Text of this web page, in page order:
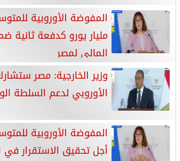
مليار يورو كدفعة ثانية
المالي لمصر
وزير الخارجية: مصر
الأوروبي لدعم السلطة
المفوضة الأوروبية
أجل تحقيق الاستقرار في